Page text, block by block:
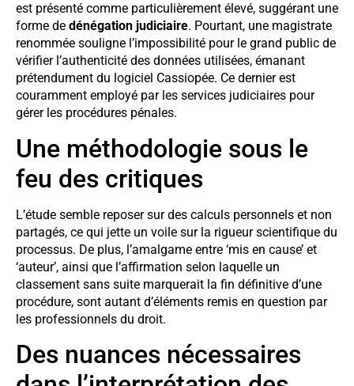
est présenté comme particulièrement élevé, suggérant une
forme de dénégation judiciaire. Pourtant, une magistrate
renommée souligne l’impossibilité pour le grand public de
vérifier l’authenticité des données utilisées, émanant
prétendument du logiciel Cassiopée. Ce dernier est
couramment employé par les services judiciaires pour
gérer les procédures pénales.
Une méthodologie sous le
feu des critiques
L’étude semble reposer sur des calculs personnels et non
partagés, ce qui jette un voile sur la rigueur scientifique du
processus. De plus, l’amalgame entre ‘mis en cause’ et
‘auteur’, ainsi que l’affirmation selon laquelle un
classement sans suite marquerait la fin définitive d’une
procédure, sont autant d’éléments remis en question par
les professionnels du droit.
Des nuances nécessaires